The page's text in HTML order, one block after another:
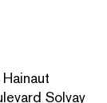
Solvay